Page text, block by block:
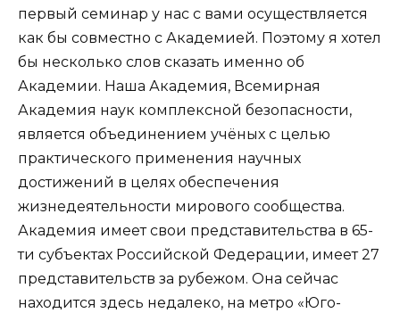
первый семинар у нас с вами осуществляется
как бы совместно с Академией. Поэтому я хотел
бы несколько слов сказать именно об
Академии. Наша Академия, Всемирная
Академия наук комплексной безопасности,
является объединением учёных с целью
практического применения научных
достижений в целях обеспечения
жизнедеятельности мирового сообщества.
Академия имеет свои представительства в 65-
ти субъектах Российской Федерации, имеет 27
представительств за рубежом. Она сейчас
находится здесь недалеко, на метро «Юго-